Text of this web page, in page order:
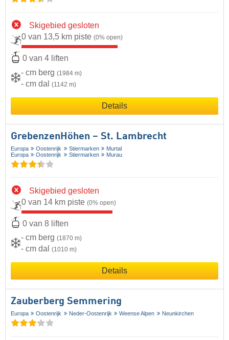
Skigebied gesloten
0 van 13,5 km piste (0% open)
0 van 4 liften
- cm berg (1984 m)
- cm dal (1142 m)
Details
GrebenzenHöhen – St. Lambrecht
Europa Oostenrijk Stiermarken
Murtal
Europa
Oostenrijk Stiermarken Murau
Skigebied gesloten
0 van 14 km piste (0% open)
0 van 8 liften
- cm berg (1870 m)
- cm dal (1010 m)
Details
Zauberberg Semmering
Europa Oostenrijk Neder-Oostenrijk Weense Alpen Neunkirchen